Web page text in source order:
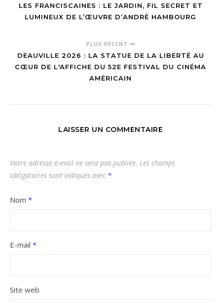
LES FRANCISCAINES : LE JARDIN, FIL SECRET ET
LUMINEUX DE L’ŒUVRE D’ANDRÉ HAMBOURG
PLUS RÉCENT
DEAUVILLE 2026 : LA STATUE DE LA LIBERTÉ AU
CŒUR DE L'AFFICHE DU 52E FESTIVAL DU CINÉMA
AMÉRICAIN
LAISSER UN COMMENTAIRE
Votre adresse e-mail ne sera pas publiée. Les champs
obligatoires sont indiqués avec *
Nom *
E-mail *
Site web